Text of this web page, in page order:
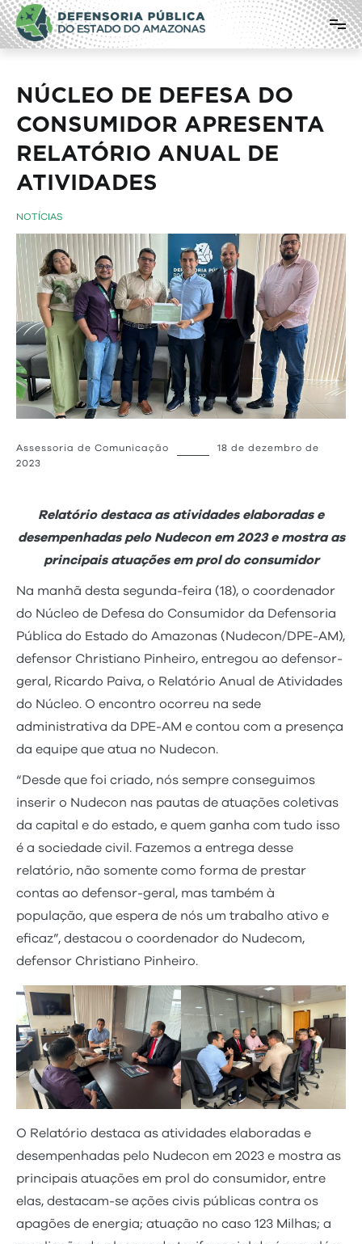
Pular
para
o
conteúdo
Defensoria Pública do Estado do
Amazonas
NÚCLEO DE DEFESA DO
CONSUMIDOR APRESENTA
RELATÓRIO ANUAL DE
NOTÍCIAS
Assessoria de Comunicação
18 de dezembro de
2023
Relatório destaca as atividades elaboradas e
desempenhadas pelo Nudecon em 2023 e mostra as
principais atuações em prol do consumidor
Na manhã desta segunda-feira (18), o coordenador
do Núcleo de Defesa do Consumidor da Defensoria
Pública do Estado do Amazonas (Nudecon/DPE-AM),
defensor Christiano Pinheiro, entregou ao defensor-
geral, Ricardo Paiva, o Relatório Anual de Atividades
do Núcleo. O encontro ocorreu na sede
administrativa da DPE-AM e contou com a presença
da equipe que atua no Nudecon.
“Desde que foi criado, nós sempre conseguimos
inserir o Nudecon nas pautas de atuações coletivas
da capital e do estado, e quem ganha com tudo isso
é a sociedade civil. Fazemos a entrega desse
relatório, não somente como forma de prestar
contas ao defensor-geral, mas também à
população, que espera de nós um trabalho ativo e
eficaz”, destacou o coordenador do Nudecom,
defensor Christiano Pinheiro.
O Relatório destaca as atividades elaboradas e
desempenhadas pelo Nudecon em 2023 e mostra as
principais atuações em prol do consumidor, entre
elas, destacam-se ações civis públicas contra os
apagões de energia; atuação no caso 123 Milhas; a